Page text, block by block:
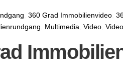
,360 Grad Immobilienvideo ,
Multimedia ,Video ,